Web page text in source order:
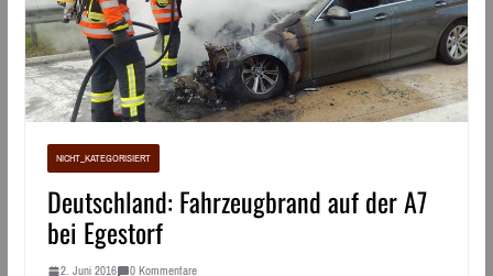
NICHT_KATEGORISIERT
Deutschland: Fahrzeugbrand auf der A7
bei Egestorf
2. Juni 2016 0 Kommentare